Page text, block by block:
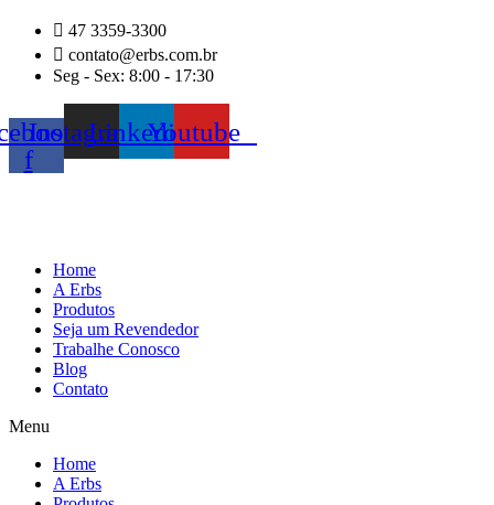
conteúdo
47 3359-3300
contato@erbs.com.br
Seg - Sex: 8:00 - 17:30
f
InstagramLinkedinYoutube
Home
A Erbs
Produtos
Seja um Revendedor
Trabalhe Conosco
Blog
Contato
Menu
Home
A Erbs